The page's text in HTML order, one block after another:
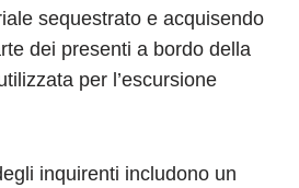
sequestrato e acquisendo
dei presenti a bordo della
per l’escursione
inquirenti includono un